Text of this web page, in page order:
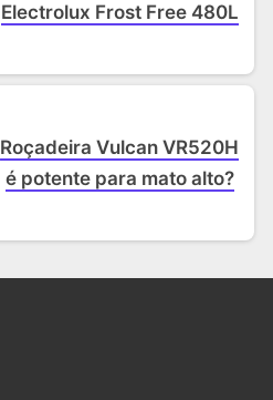
Electrolux Frost Free 480L
Roçadeira Vulcan VR520H
é potente para mato alto?